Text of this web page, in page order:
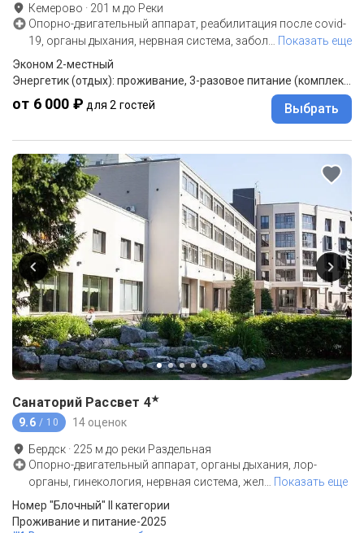
Кемерово · 201 м до Реки
Опорно-двигательный аппарат, реабилитация после covid-
19, органы дыхания, нервная система, забол
Показать еще
Эконом 2-местный
от 6 000 ₽ для 2 гостей Выбрать
Санаторий Рассвет 4★
9.6 / 10 14 оценок
Бердск · 225 м до реки Раздельная
Опорно-двигательный аппарат, органы дыхания, лор-
органы, гинекология, нервная система, жел… Показать еще
Номер "Блочный" II категории
Проживание и питание-2025